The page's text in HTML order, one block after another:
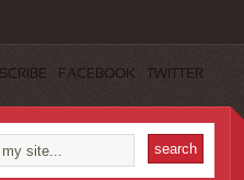
FACEBOOK TWITTER